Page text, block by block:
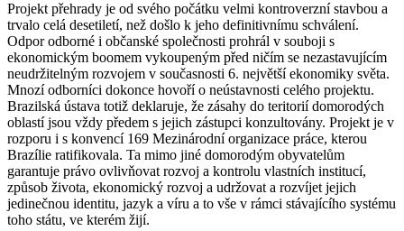
Projekt přehrady je od svého počátku velmi kontroverzní stavbou a
trvalo celá desetiletí, než došlo k jeho definitivnímu schválení.
Odpor odborné i občanské společnosti prohrál v souboji s
ekonomickým boomem vykoupeným před ničím se nezastavujícím
neudržitelným rozvojem v současnosti 6. největší ekonomiky světa.
Mnozí odborníci dokonce hovoří o neústavnosti celého projektu.
Brazilská ústava totiž deklaruje, že zásahy do teritorií domorodých
oblastí jsou vždy předem s jejich zástupci konzultovány. Projekt je v
rozporu i s konvencí 169 Mezinárodní organizace práce, kterou
Brazílie ratifikovala. Ta mimo jiné domorodým obyvatelům
garantuje právo ovlivňovat rozvoj a kontrolu vlastních institucí,
způsob života, ekonomický rozvoj a udržovat a rozvíjet jejich
jedinečnou identitu, jazyk a víru a to vše v rámci stávajícího systému
toho státu, ve kterém žijí.